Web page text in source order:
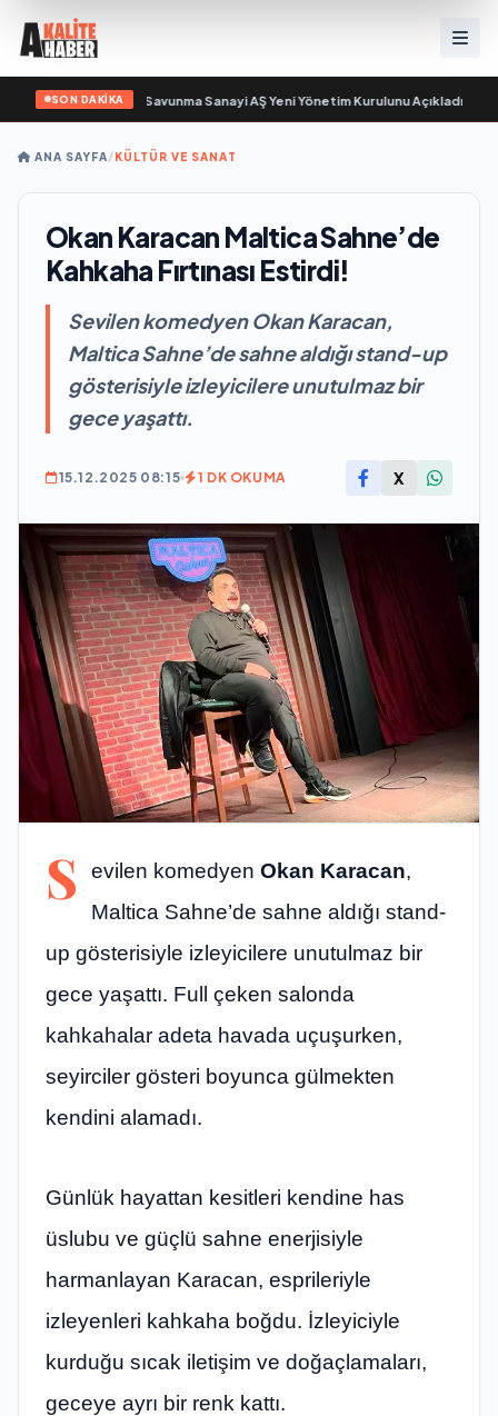
SON DAKİKA
sayıyor• Açıkgöz Savunma Sanayi AŞ Yeni Yönetim Kurulunu Açıkladı ve
ANA SAYFA/KÜLTÜR VE SANAT
Okan Karacan Maltica Sahne’de
Kahkaha Fırtınası Estirdi!
Sevilen komedyen Okan Karacan,
Maltica Sahne’de sahne aldığı stand-up
gösterisiyle izleyicilere unutulmaz bir
gece yaşattı.
15.12.2025 08:15 1 DK OKUMA X
S evilen komedyen Okan Karacan,
Maltica Sahne’de sahne aldığı stand-
up gösterisiyle izleyicilere unutulmaz bir
gece yaşattı. Full çeken salonda
kahkahalar adeta havada uçuşurken,
seyirciler gösteri boyunca gülmekten
kendini alamadı.
Günlük hayattan kesitleri kendine has
üslubu ve güçlü sahne enerjisiyle
harmanlayan Karacan, esprileriyle
izleyenleri kahkaha boğdu. İzleyiciyle
kurduğu sıcak iletişim ve doğaçlamaları,
geceye ayrı bir renk kattı.